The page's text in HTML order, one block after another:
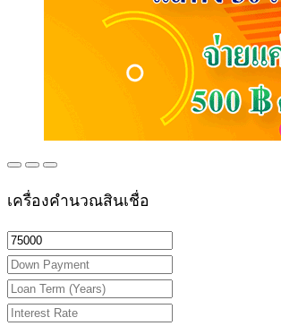
เครื่องคำนวณสินเชื่อ